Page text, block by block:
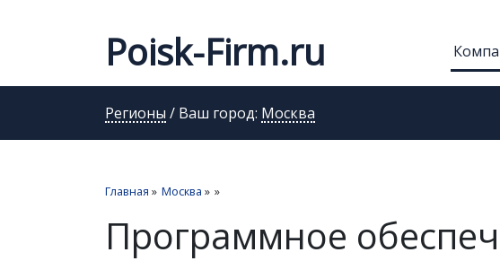
Poisk-Firm.ru
Регионы / Ваш город: Москва
Главная » Москва » »
Программное